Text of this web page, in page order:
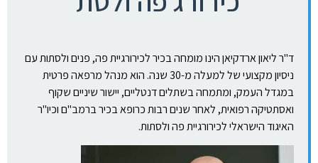
ד"ר ליאון ארדקיאן הינו מומחה בכיר לכירורגיית פה, פנים ולסתות עם
ניסיון מקצועי של למעלה מ-30 שנה. הוא מנהל מרפאה פרטית
במגדל העמק, ומתמחה בשתלים דנטליים, יישור שיניים שקוף
ואסתטיקה רפואית, לאחר שנים רבות כרופא בכיר ברמב"ם וכיו"ר
האיגוד הישראלי לכירורגיית פה ולסתות.